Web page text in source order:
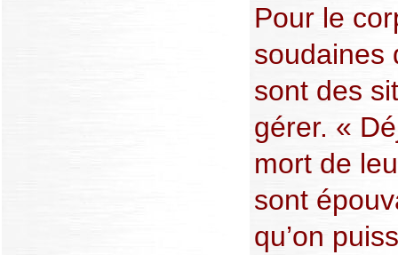
Pour le
soudaines
sont des
gérer. «
mort de
sont
qu’on